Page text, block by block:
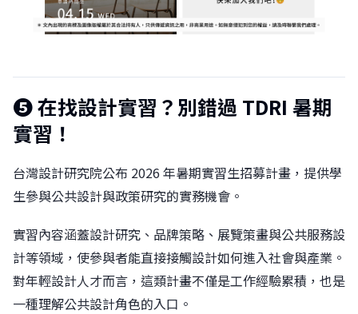
❺ 在找設計實習？別錯過 TDRI 暑期
實習！
台灣設計研究院公布 2026 年暑期實習生招募計畫，提供學
生參與公共設計與政策研究的實務機會。
實習內容涵蓋設計研究、品牌策略、展覽策畫與公共服務設
計等領域，使參與者能直接接觸設計如何進入社會與產業。
對年輕設計人才而言，這類計畫不僅是工作經驗累積，也是
一種理解公共設計角色的入口。